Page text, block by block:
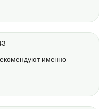
именно